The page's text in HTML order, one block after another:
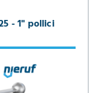
- 1" pollici